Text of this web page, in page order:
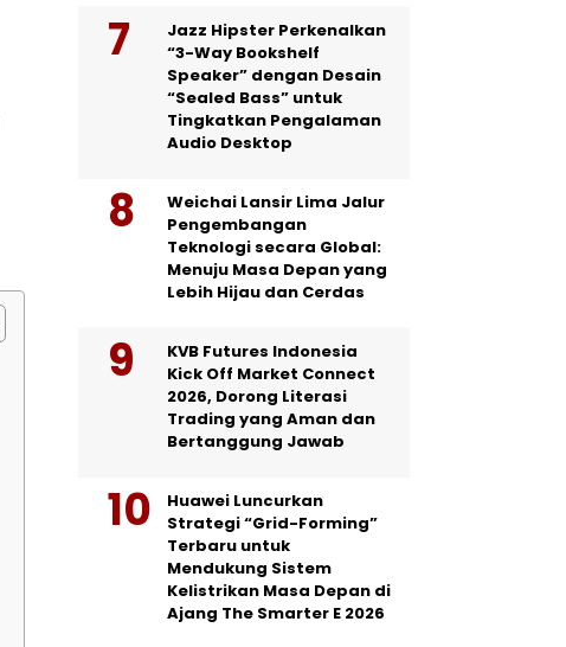
Jazz Hipster Perkenalkan
“3-Way Bookshelf
Speaker” dengan Desain
“Sealed Bass” untuk
Tingkatkan Pengalaman
Audio Desktop
Weichai Lansir Lima Jalur
Pengembangan
Teknologi secara Global:
Menuju Masa Depan yang
Lebih Hijau dan Cerdas
KVB Futures Indonesia
Kick Off Market Connect
2026, Dorong Literasi
Trading yang Aman dan
Bertanggung Jawab
Huawei Luncurkan
Strategi “Grid-Forming”
Terbaru untuk
Mendukung Sistem
Kelistrikan Masa Depan di
Ajang The Smarter E 2026